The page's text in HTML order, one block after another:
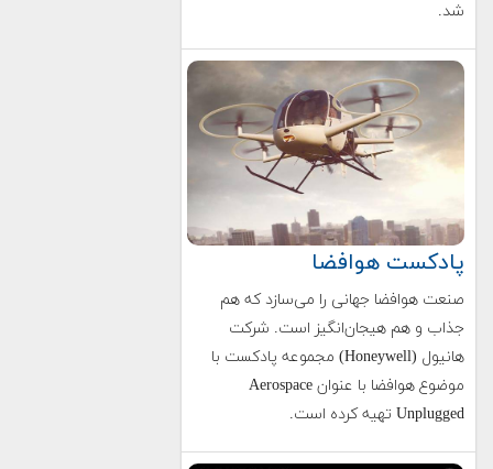
شد.
پادکست هوافضا
صنعت هوافضا جهانی را می‌سازد که هم
جذاب و هم هیجان‌انگیز است. شرکت
هانیول (Honeywell) مجموعه‌ پادکست‌ با
موضوع هوافضا با عنوان Aerospace
Unplugged تهیه کرده است.